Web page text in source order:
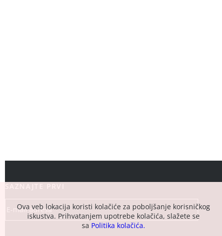
Ova veb lokacija koristi kolačiće za poboljšanje korisničkog
iskustva. Prihvatanjem upotrebe kolačića, slažete se
sa Politika kolačića.